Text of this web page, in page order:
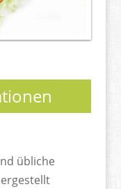
übliche